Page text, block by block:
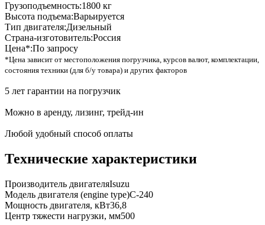
Грузоподъемность:1800 кг
Высота подъема:Варьируется
Тип двигателя:Дизельный
Страна-изготовитель:Россия
Цена*:По запросу
*Цена зависит от местоположения погрузчика, курсов валют, комплектации,
состояния техники (для б/у товара) и других факторов
5 лет гарантии на погрузчик
Можно в аренду, лизинг, трейд-ин
Любой удобный способ оплаты
Технические характеристики
Производитель двигателяIsuzu
Модель двигателя (engine type)C-240
Мощность двигателя, кВт36,8
Центр тяжести нагрузки, мм500